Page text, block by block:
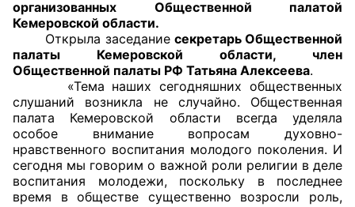
ОБРАТНАЯ СВЯЗЬ
Главная
Общественные советы
Общественные советы при территориальных
организованных Общественной палатой
Кемеровской области.
Открыла заседание секретарь Общественной
палаты Кемеровской области, член
Общественной палаты РФ Татьяна Алексеева.
«Тема наших сегодняшних общественных
слушаний возникла не случайно. Общественная
палата Кемеровской области всегда уделяла
особое внимание вопросам духовно-
нравственного воспитания молодого поколения. И
сегодня мы говорим о важной роли религии в деле
воспитания молодежи, поскольку в последнее
время в обществе существенно возросли роль,